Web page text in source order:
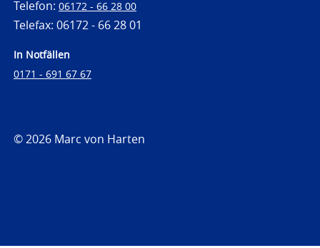
Telefon: 06172 - 66 28 00
Telefax: 06172 - 66 28 01
In Notfällen
0171 - 691 67 67
© 2026 Marc von Harten